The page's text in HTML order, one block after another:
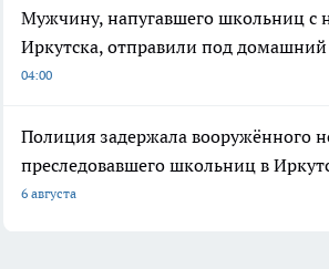
Мужчину, напугавшего школьниц с
Иркутска, отправили под домашний
04:00
Полиция задержала вооружённого
преследовавшего школьниц в
6 августа